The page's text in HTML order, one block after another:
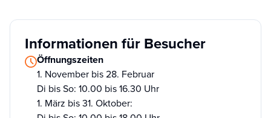
Informationen für Besucher
Öffnungszeiten
1. November bis 28. Februar
Di bis So: 10.00 bis 16.30 Uhr
1. März bis 31. Oktober: